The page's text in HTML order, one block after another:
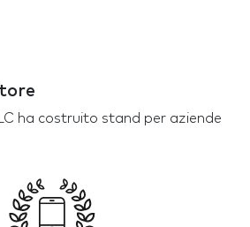
ha costruito stand per aziende